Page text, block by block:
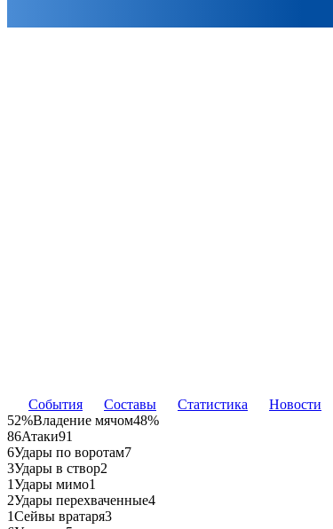
События Составы Статистика Новости
52%Владение мячом48%
86Атаки91
6Удары по воротам7
3Удары в створ2
1Удары мимо1
2Удары перехваченные4
1Сейвы вратаря3